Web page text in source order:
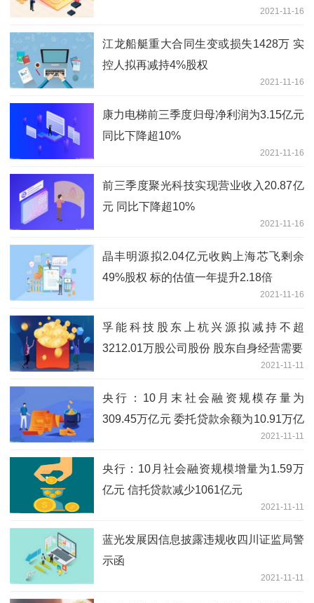
2021-11-16
江龙船艇重大合同生变或损失1428万 实
控人拟再减持4%股权
2021-11-16
康力电梯前三季度归母净利润为3.15亿元
同比下降超10%
2021-11-16
前三季度聚光科技实现营业收入20.87亿
元 同比下降超10%
2021-11-16
晶丰明源拟2.04亿元收购上海芯飞剩余
49%股权 标的估值一年提升2.18倍
2021-11-16
孚能科技股东上杭兴源拟减持不超
3212.01万股公司股份 股东自身经营需要
2021-11-11
央行：10月末社会融资规模存量为
309.45万亿元 委托贷款余额为10.91万亿
2021-11-11
央行：10月社会融资规模增量为1.59万
亿元 信托贷款减少1061亿元
2021-11-11
蓝光发展因信息披露违规收四川证监局警
示函
2021-11-11